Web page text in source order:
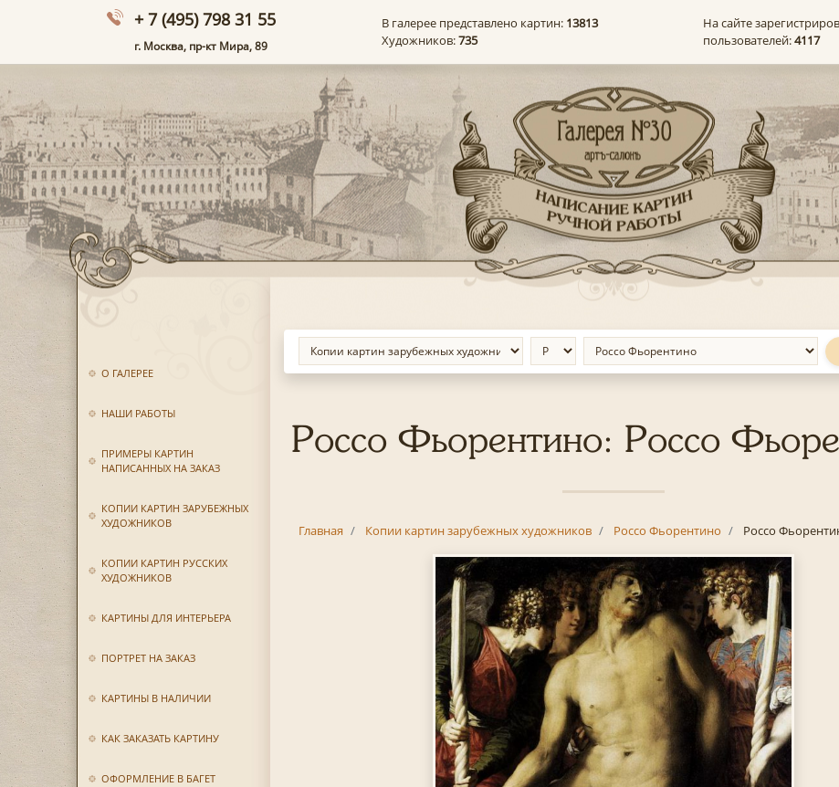
+ 7 (495) 798 31 55
г. Москва, пр-кт Мира, 89
В галерее представлено картин: 13813
Художников:735
На сайте
пользователей:4117
О ГАЛЕРЕЕ
НАШИ РАБОТЫ
ПРИМЕРЫ КАРТИН
НАПИСАННЫХ НА ЗАКАЗ
КОПИИ КАРТИН ЗАРУБЕЖНЫХ
ХУДОЖНИКОВ
КОПИИ КАРТИН РУССКИХ
ХУДОЖНИКОВ
КАРТИНЫ ДЛЯ ИНТЕРЬЕРА
ПОРТРЕТ НА ЗАКАЗ
КАРТИНЫ В НАЛИЧИИ
КАК ЗАКАЗАТЬ КАРТИНУ
ОФОРМЛЕНИЕ В БАГЕТ
Россо Фьорентино: Россо
Главная Копии картин зарубежных художников Россо Фьорентино Россо